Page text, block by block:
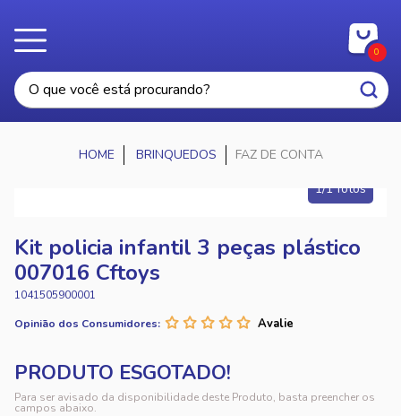
0
BRINQUEDOS
FAZ DE CONTA
1/1 fotos
Kit policia infantil 3 peças plástico
007016 Cftoys
1041505900001
Opinião dos Consumidores:
Para ser avisado da disponibilidade deste Produto, basta preencher os
campos abaixo.